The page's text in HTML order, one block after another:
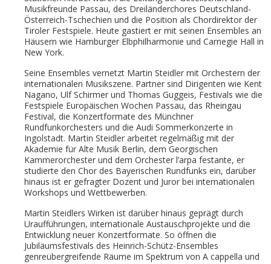
Musikfreunde Passau, des Dreiländerchores Deutschland-
Österreich-Tschechien und die Position als Chordirektor der
Tiroler Festspiele. Heute gastiert er mit seinen Ensembles an
Häusern wie Hamburger Elbphilharmonie und Carnegie Hall in
New York.
Seine Ensembles vernetzt Martin Steidler mit Orchestern der
internationalen Musikszene. Partner sind Dirigenten wie Kent
Nagano, Ulf Schirmer und Thomas Guggeis, Festivals wie die
Festspiele Europäischen Wochen Passau, das Rheingau
Festival, die Konzertformate des Münchner
Rundfunkorchesters und die Audi Sommerkonzerte in
Ingolstadt. Martin Steidler arbeitet regelmäßig mit der
Akademie für Alte Musik Berlin, dem Georgischen
Kammerorchester und dem Orchester l’arpa festante, er
studierte den Chor des Bayerischen Rundfunks ein, darüber
hinaus ist er gefragter Dozent und Juror bei internationalen
Workshops und Wettbewerben.
Martin Steidlers Wirken ist darüber hinaus geprägt durch
Uraufführungen, internationale Austauschprojekte und die
Entwicklung neuer Konzertformate. So öffnen die
Jubiläumsfestivals des Heinrich-Schütz-Ensembles
genreübergreifende Räume im Spektrum von A cappella und